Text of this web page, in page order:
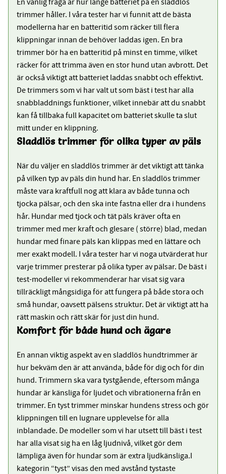
En vanlig fråga är hur länge batteriet på en sladdlös
trimmer håller. I våra tester har vi funnit att de bästa
modellerna har en batteritid som räcker till flera
klippningar innan de behöver laddas igen. En bra
trimmer bör ha en batteritid på minst en timme, vilket
räcker för att trimma även en stor hund utan avbrott. Det
är också viktigt att batteriet laddas snabbt och effektivt.
De trimmers som vi har valt ut som bäst i test har alla
snabbladdnings funktioner, vilket innebär att du snabbt
kan få tillbaka full kapacitet om batteriet skulle ta slut
mitt under en klippning.
Sladdlös trimmer för olika typer av päls
När du väljer en sladdlös trimmer är det viktigt att tänka
på vilken typ av päls din hund har. En sladdlös trimmer
måste vara kraftfull nog att klara av både tunna och
tjocka pälsar, och den ska inte fastna eller dra i hundens
hår. Hundar med tjock och tät päls kräver ofta en
trimmer med mer kraft och glesare ( större) blad, medan
hundar med finare päls kan klippas med en lättare och
mer exakt modell. I våra tester har vi noga utvärderat hur
varje trimmer presterar på olika typer av pälsar. De bäst i
test-modeller vi rekommenderar har visat sig vara
tillräckligt mångsidiga för att fungera på både stora och
små hundar, oavsett pälsens struktur. Det är viktigt att ha
rätt maskin och rätt skär för just din hund.
Komfort för både hund och ägare
En annan viktig aspekt av en sladdlös hundtrimmer är
hur bekväm den är att använda, både för dig och för din
hund. Trimmern ska vara tystgående, eftersom många
hundar är känsliga för ljudet och vibrationerna från en
trimmer. En tyst trimmer minskar hundens stress och gör
klippningen till en lugnare upplevelse för alla
inblandade. De modeller som vi har utsett till bäst i test
har alla visat sig ha en låg ljudnivå, vilket gör dem
lämpliga även för hundar som är extra ljudkänsliga.I
kategorin “tyst” visas den med avstånd tystaste